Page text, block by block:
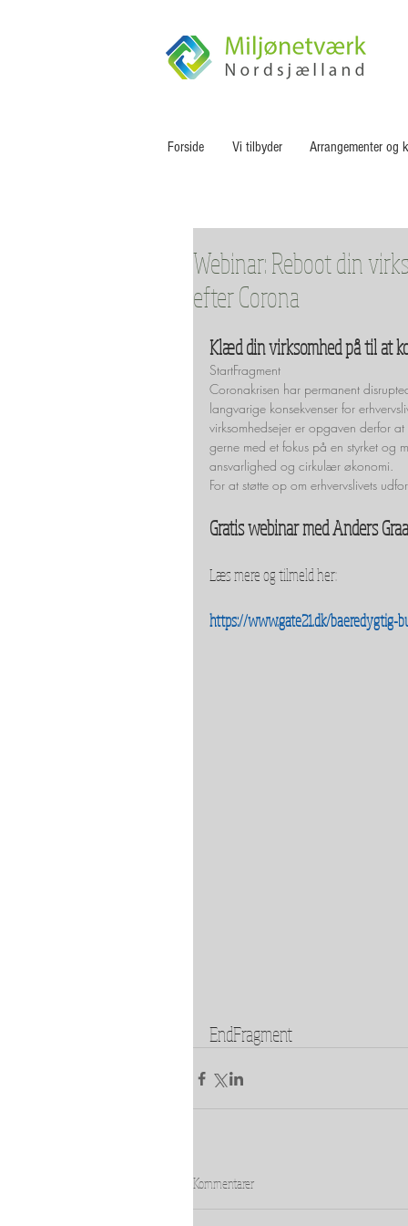
Webinar: Reboot din
efter Corona
Klæd din virksomhed på til at
StartFragment
Coronakrisen har permanent
langvarige konsekvenser for
virksomhedsejer er opgaven derfor
gerne med et fokus på en styrket og
ansvarlighed og cirkulær økonomi.
For at støtte op om erhvervslivets
Gratis webinar med Anders
Læs mere og tilmeld her:
https://www.gate21.dk/
EndFragment
Kommentarer
Forside Vi tilbyder Arrangementer og